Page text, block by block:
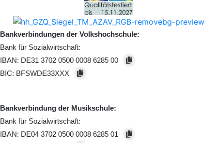
Bankverbindungen der Volkshochschule:
Bank für Sozialwirtschaft:
IBAN: DE31 3702 0500 0008 6285 00
BIC: BFSWDE33XXX
Bankverbindung der Musikschule:
Bank für Sozialwirtschaft:
IBAN: DE04 3702 0500 0008 6285 01